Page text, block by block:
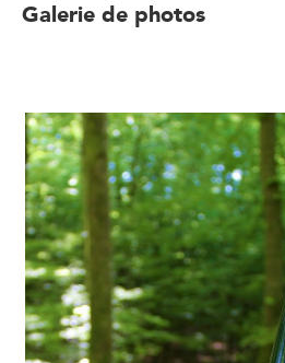
Galerie de photos